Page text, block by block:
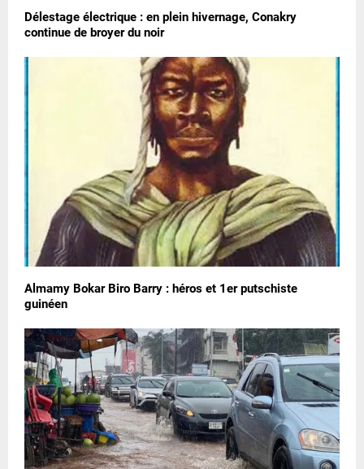
Délestage électrique : en plein hivernage, Conakry
continue de broyer du noir
Almamy Bokar Biro Barry : héros et 1er putschiste
guinéen